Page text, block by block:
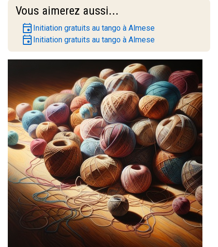
Vous aimerez aussi...
event Initiation gratuits au tango à Almese
event Initiation gratuits au tango à Almese